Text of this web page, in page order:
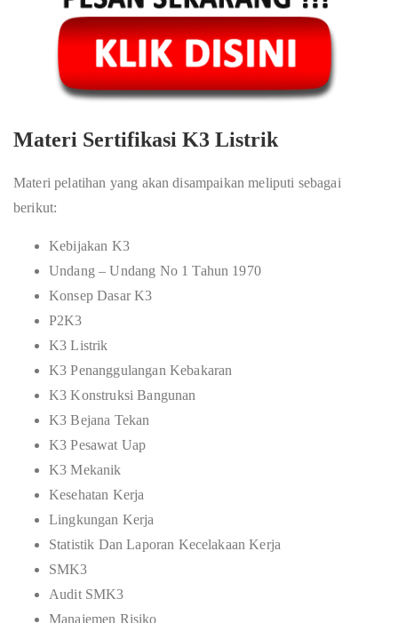
Materi Sertifikasi K3 Listrik
Materi pelatihan yang akan disampaikan meliputi sebagai
berikut:
Kebijakan K3
Undang – Undang No 1 Tahun 1970
Konsep Dasar K3
P2K3
K3 Listrik
K3 Penanggulangan Kebakaran
K3 Konstruksi Bangunan
K3 Bejana Tekan
K3 Pesawat Uap
K3 Mekanik
Kesehatan Kerja
Lingkungan Kerja
Statistik Dan Laporan Kecelakaan Kerja
SMK3
Audit SMK3
Manajemen Risiko